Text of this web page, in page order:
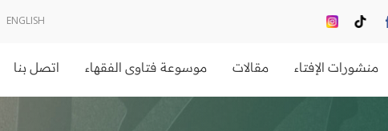
ENGLISH
منشورات الإفتاء مقالات موسوعة فتاوى الفقهاء اتصل بنا